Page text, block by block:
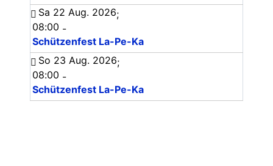
Sa 22 Aug. 2026;
08:00 -
Schützenfest La-Pe-Ka
So 23 Aug. 2026;
08:00 -
Schützenfest La-Pe-Ka